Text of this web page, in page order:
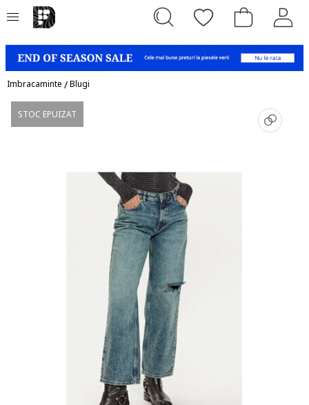
Imbracaminte /Blugi
STOC EPUIZAT